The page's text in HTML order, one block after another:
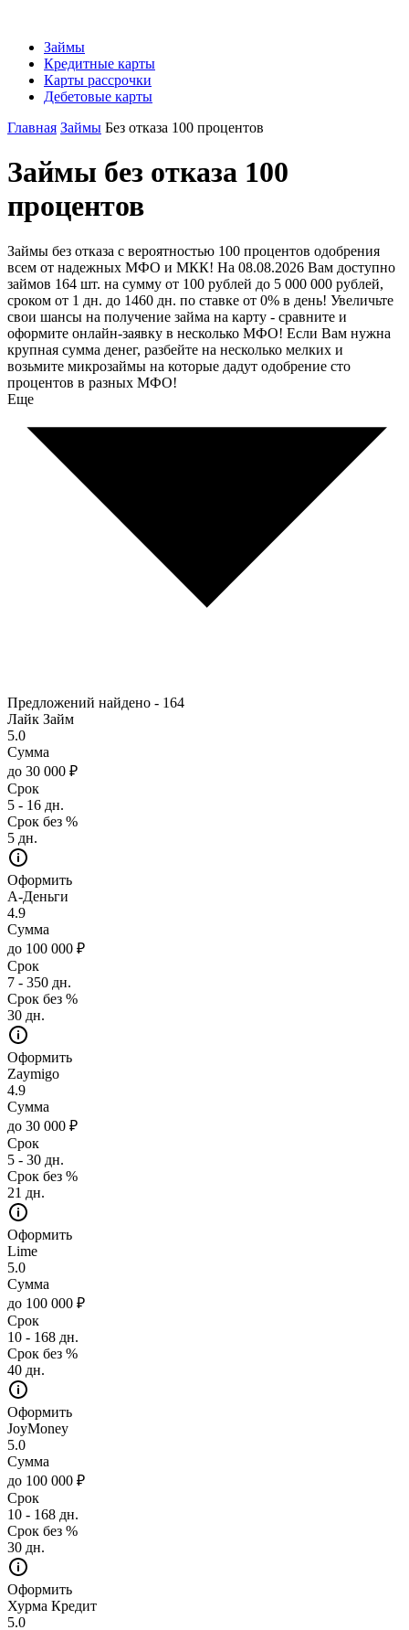
Займы
Кредитные карты
Карты рассрочки
Дебетовые карты
Главная Займы Без отказа 100 процентов
Займы без отказа 100
процентов
Займы без отказа с вероятностью 100 процентов одобрения
всем от надежных МФО и МКК! На 08.08.2026 Вам доступно
займов 164 шт. на сумму от 100 рублей до 5 000 000 рублей,
сроком от 1 дн. до 1460 дн. по ставке от 0% в день! Увеличьте
свои шансы на получение займа на карту - сравните и
оформите онлайн-заявку в несколько МФО! Если Вам нужна
крупная сумма денег, разбейте на несколько мелких и
возьмите микрозаймы на которые дадут одобрение сто
процентов в разных МФО!
Еще
Предложений найдено - 164
Лайк Займ
5.0
Сумма
до 30 000 ₽
Срок
5 - 16 дн.
Срок без %
5 дн.
Оформить
А-Деньги
4.9
Сумма
до 100 000 ₽
Срок
7 - 350 дн.
Срок без %
30 дн.
Оформить
Zaymigo
4.9
Сумма
до 30 000 ₽
Срок
5 - 30 дн.
Срок без %
21 дн.
Оформить
Lime
5.0
Сумма
до 100 000 ₽
Срок
10 - 168 дн.
Срок без %
40 дн.
Оформить
JoyMoney
5.0
Сумма
до 100 000 ₽
Срок
10 - 168 дн.
Срок без %
30 дн.
Оформить
Хурма Кредит
5.0